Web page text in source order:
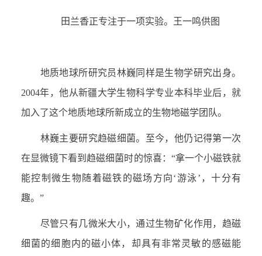
田兰香正专注于一项实验。王一鸣供图
地质地球所研究员林巍同样是生物学研究出身。
2004年，他从新疆大学生物科学专业本科毕业后，就
加入了这个地质地球所新成立的生物地磁学团队。
林巍主要研究趋磁细菌。至今，他仍记得第一次
在显微镜下看到趋磁细菌时的惊喜：“拿一个小磁铁就
能控制微生物随着磁铁的磁场方向‘游泳’，十分有
趣。”
尽管只有几微米大小，通过生物矿化作用，趋磁
细菌的细胞内的磁小体，却具有非常灵敏的感磁能